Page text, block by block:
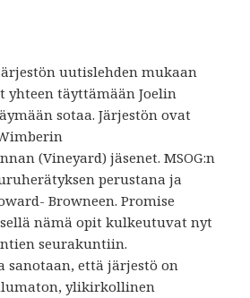
uutislehden mukaan
yhteen täyttämään Joelin
sotaa. Järjestön ovat
(Vineyard) jäsenet. MSOG:n
perustana ja
Browneen. Promise
nämä opit kulkeutuvat nyt
seurakuntiin.
sanotaan, että järjestö on
ylikirkollinen